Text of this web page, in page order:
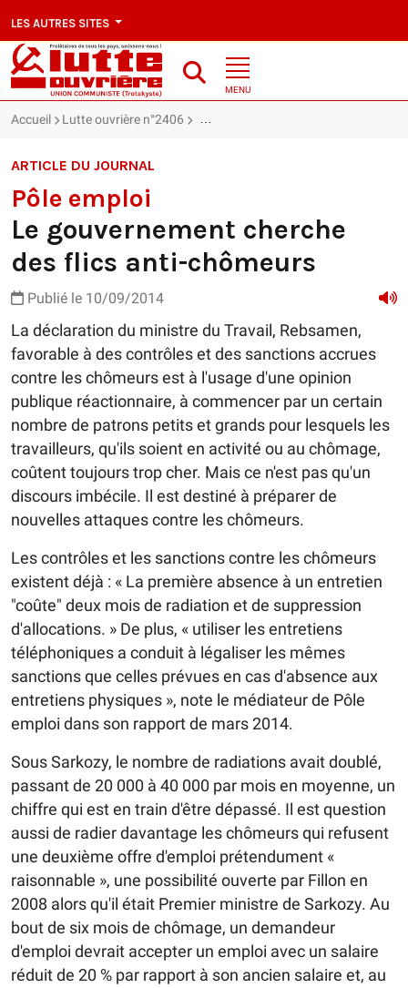
LES AUTRES SITES
MENU
Accueil Lutte ouvrière n°2406 Pôle emploi : Le gouvernement
ARTICLE DU JOURNAL
Pôle emploi
Le gouvernement cherche
des flics anti-chômeurs
Publié le 10/09/2014
La déclaration du ministre du Travail, Rebsamen,
favorable à des contrôles et des sanctions accrues
contre les chômeurs est à l'usage d'une opinion
publique réactionnaire, à commencer par un certain
nombre de patrons petits et grands pour lesquels les
travailleurs, qu'ils soient en activité ou au chômage,
coûtent toujours trop cher. Mais ce n'est pas qu'un
discours imbécile. Il est destiné à préparer de
nouvelles attaques contre les chômeurs.
Les contrôles et les sanctions contre les chômeurs
existent déjà : « La première absence à un entretien
"coûte" deux mois de radiation et de suppression
d'allocations. » De plus, « utiliser les entretiens
téléphoniques a conduit à légaliser les mêmes
sanctions que celles prévues en cas d'absence aux
entretiens physiques », note le médiateur de Pôle
emploi dans son rapport de mars 2014.
Sous Sarkozy, le nombre de radiations avait doublé,
passant de 20 000 à 40 000 par mois en moyenne, un
chiffre qui est en train d'être dépassé. Il est question
aussi de radier davantage les chômeurs qui refusent
une deuxième offre d'emploi prétendument «
raisonnable », une possibilité ouverte par Fillon en
2008 alors qu'il était Premier ministre de Sarkozy. Au
bout de six mois de chômage, un demandeur
d'emploi devrait accepter un emploi avec un salaire
réduit de 20 % par rapport à son ancien salaire et, au